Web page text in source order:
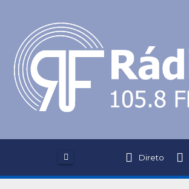
content
Direto